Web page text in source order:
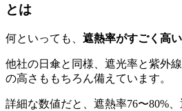
とは
何といっても、 遮熱率がすごく高
他社の日傘と同様、遮光率と紫外
の高さももちろん備えています。
詳細な数値だと、遮熱率76〜80%